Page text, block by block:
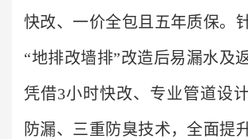
快改、一价全包且五年质保。
“地排改墙排”改造后易漏水及
凭借3小时快改、专业管道设
防漏、三重防臭技术，全面提